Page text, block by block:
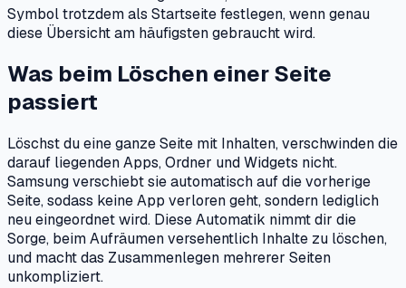
Symbol trotzdem als Startseite festlegen, wenn genau
diese Übersicht am häufigsten gebraucht wird.
Was beim Löschen einer Seite
passiert
Löschst du eine ganze Seite mit Inhalten, verschwinden die
darauf liegenden Apps, Ordner und Widgets nicht.
Samsung verschiebt sie automatisch auf die vorherige
Seite, sodass keine App verloren geht, sondern lediglich
neu eingeordnet wird. Diese Automatik nimmt dir die
Sorge, beim Aufräumen versehentlich Inhalte zu löschen,
und macht das Zusammenlegen mehrerer Seiten
unkompliziert.